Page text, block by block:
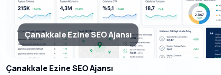
Çanakkale Ezine SEO Ajansı
Çanakkale Ezine SEO Ajansı